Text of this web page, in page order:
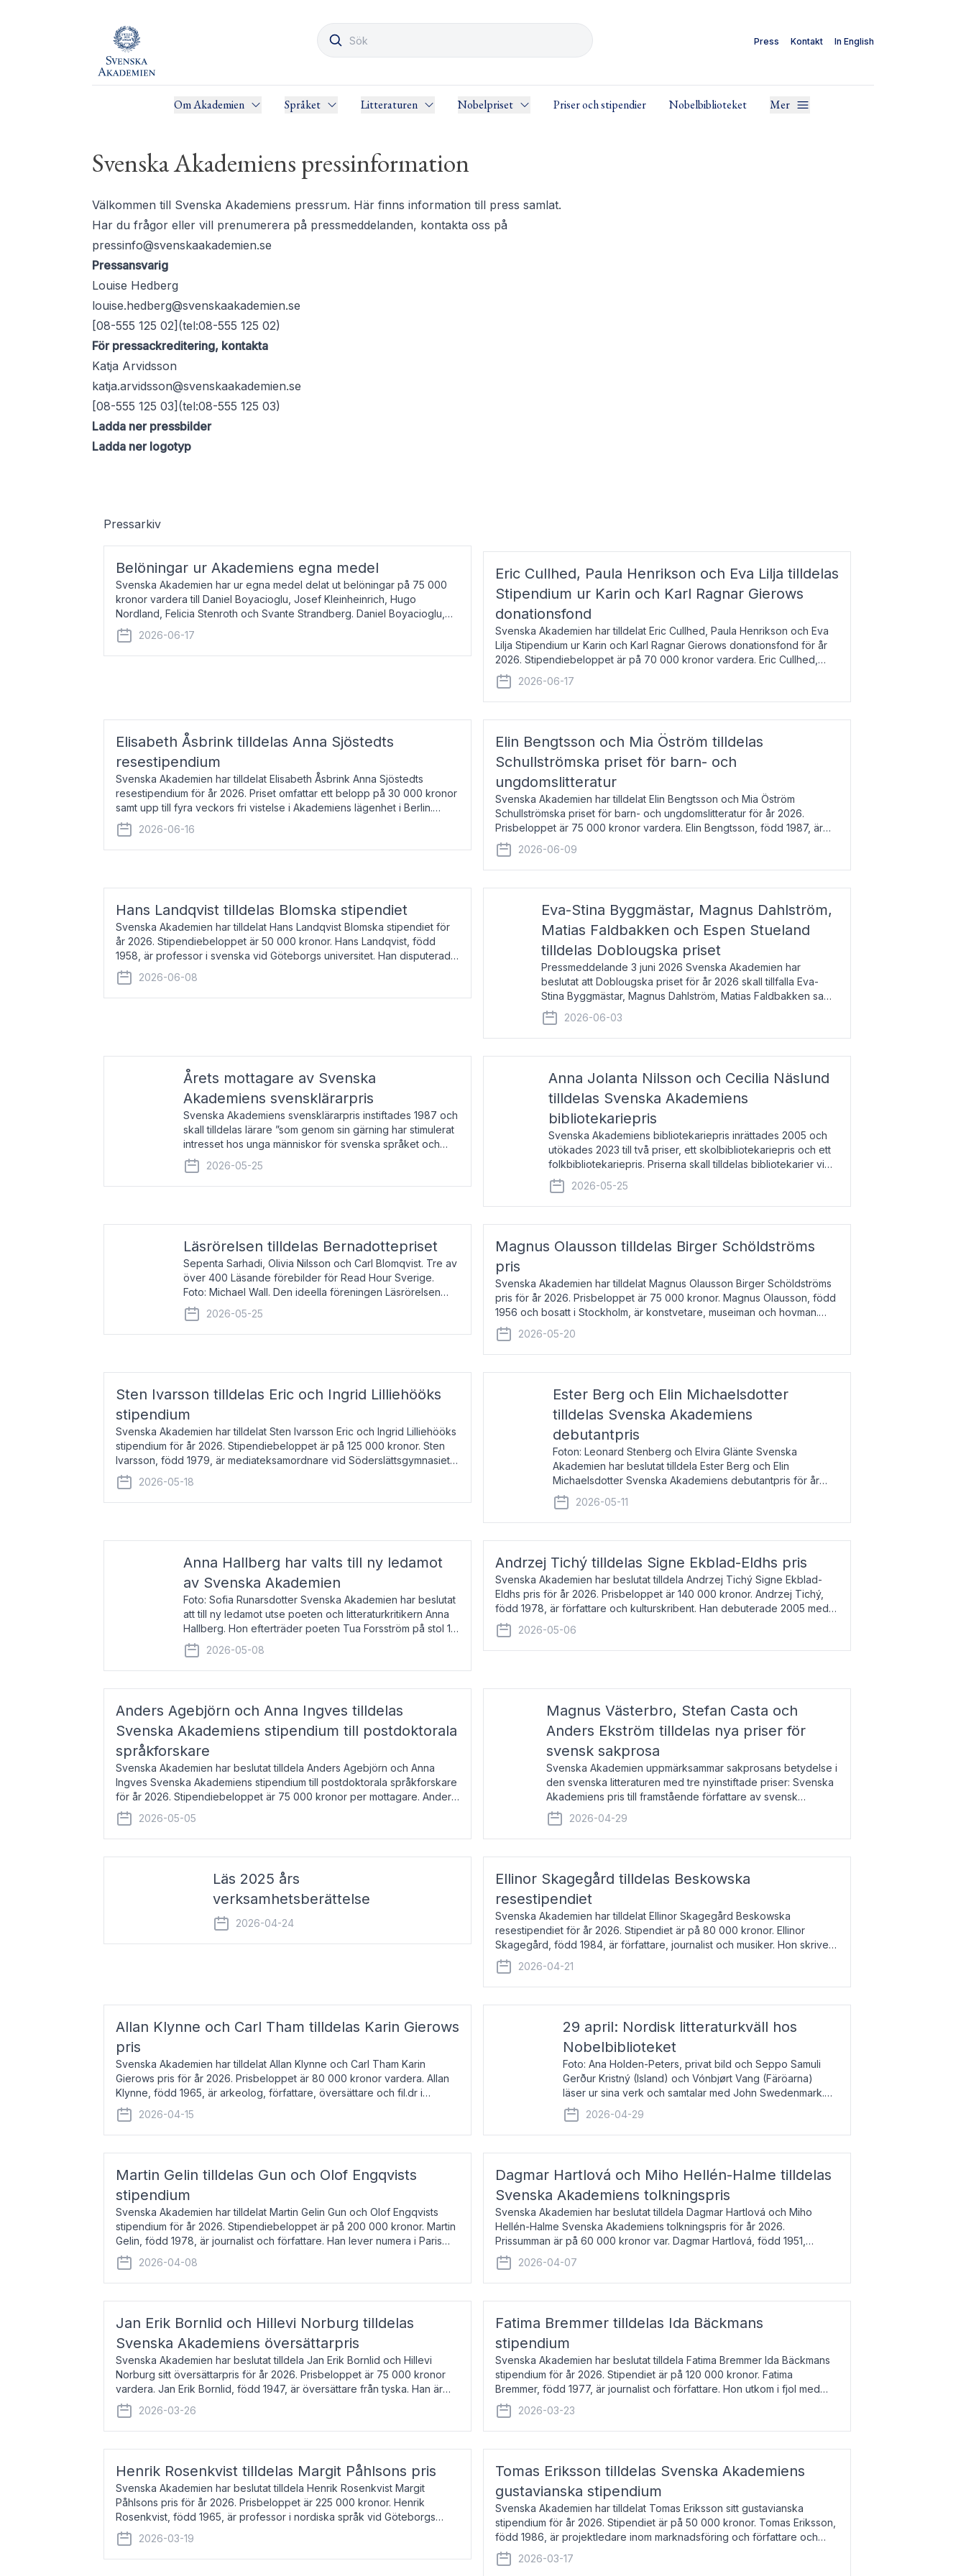
Press Kontakt In English
Om Akademien Språket Litteraturen Nobelpriset Priser och stipendier Nobelbiblioteket Mer
Svenska Akademiens pressinformation
Välkommen till Svenska Akademiens pressrum. Här finns information till press samlat.
Har du frågor eller vill prenumerera på pressmeddelanden, kontakta oss på
pressinfo@svenskaakademien.se
Pressansvarig
Louise Hedberg
louise.hedberg@svenskaakademien.se
[08-555 125 02](tel:08-555 125 02)
För pressackreditering, kontakta
Katja Arvidsson
katja.arvidsson@svenskaakademien.se
[08-555 125 03](tel:08-555 125 03)
Ladda ner pressbilder
Ladda ner logotyp
Pressarkiv
Belöningar ur Akademiens egna medel
Svenska Akademien har ur egna medel delat ut belöningar på 75 000
kronor vardera till Daniel Boyacioglu, Josef Kleinheinrich, Hugo
Nordland, Felicia Stenroth och Svante Strandberg. Daniel Boyacioglu,
född 1981, är poet och scenartist. Josef
2026-06-17
Eric Cullhed, Paula Henrikson och Eva Lilja tilldelas
Stipendium ur Karin och Karl Ragnar Gierows
donationsfond
Svenska Akademien har tilldelat Eric Cullhed, Paula Henrikson och Eva
Lilja Stipendium ur Karin och Karl Ragnar Gierows donationsfond för år
2026. Stipendiebeloppet är på 70 000 kronor vardera. Eric Cullhed,
född 1985, är professor i grekis
2026-06-17
Elisabeth Åsbrink tilldelas Anna Sjöstedts
resestipendium
Svenska Akademien har tilldelat Elisabeth Åsbrink Anna Sjöstedts
resestipendium för år 2026. Priset omfattar ett belopp på 30 000 kronor
samt upp till fyra veckors fri vistelse i Akademiens lägenhet i Berlin.
Elisabeth Åsbrink, född 1965 oc
2026-06-16
Elin Bengtsson och Mia Öström tilldelas
Schullströmska priset för barn- och
ungdomslitteratur
Svenska Akademien har tilldelat Elin Bengtsson och Mia Öström
Schullströmska priset för barn- och ungdomslitteratur för år 2026.
Prisbeloppet är 75 000 kronor vardera. Elin Bengtsson, född 1987, är
författare och forskare i genusvetenskap.
2026-06-09
Hans Landqvist tilldelas Blomska stipendiet
Svenska Akademien har tilldelat Hans Landqvist Blomska stipendiet för
år 2026. Stipendiebeloppet är 50 000 kronor. Hans Landqvist, född
1958, är professor i svenska vid Göteborgs universitet. Han disputerade
år 2000 på avhandlingen Författn
2026-06-08
Eva-Stina Byggmästar, Magnus Dahlström,
Matias Faldbakken och Espen Stueland
tilldelas Doblougska priset
Pressmeddelande 3 juni 2026 Svenska Akademien har
beslutat att Doblougska priset för år 2026 skall tillfalla Eva-
Stina Byggmästar, Magnus Dahlström, Matias Faldbakken samt
Espen Stueland. Prisbeloppet är 200 000 svenska kronor per
mottagare
2026-06-03
Årets mottagare av Svenska
Akademiens svensklärarpris
Svenska Akademiens svensklärarpris instiftades 1987 och
skall tilldelas lärare ”som genom sin gärning har stimulerat
intresset hos unga människor för svenska språket och
litteraturen”. Prisutdelning och samtal med pristagarna
äger rum under
2026-05-25
Anna Jolanta Nilsson och Cecilia Näslund
tilldelas Svenska Akademiens
bibliotekariepris
Svenska Akademiens bibliotekariepris inrättades 2005 och
utökades 2023 till två priser, ett skolbibliotekariepris och ett
folkbibliotekariepris. Priserna skall tilldelas bibliotekarier vid
svenska folk- och skolbibliotek som gjort värdefull
2026-05-25
Läsrörelsen tilldelas Bernadottepriset
Sepenta Sarhadi, Olivia Nilsson och Carl Blomqvist. Tre av
över 400 Läsande förebilder för Read Hour Sverige.
Foto: Michael Wall. Den ideella föreningen Läsrörelsen
tilldelas Bernadottepriset 2026 för att den under ett kvarts
sekel gjort re
2026-05-25
Magnus Olausson tilldelas Birger Schöldströms
pris
Svenska Akademien har tilldelat Magnus Olausson Birger Schöldströms
pris för år 2026. Prisbeloppet är 75 000 kronor. Magnus Olausson, född
1956 och bosatt i Stockholm, är konstvetare, museiman och hovman.
Han disputerade 1993 vid Uppsala un
2026-05-20
Sten Ivarsson tilldelas Eric och Ingrid Lilliehööks
stipendium
Svenska Akademien har tilldelat Sten Ivarsson Eric och Ingrid Lilliehööks
stipendium för år 2026. Stipendiebeloppet är på 125 000 kronor. Sten
Ivarsson, född 1979, är mediateksamordnare vid Söderslättsgymnasiet i
Trelleborg. Här har han på
2026-05-18
Ester Berg och Elin Michaelsdotter
tilldelas Svenska Akademiens
debutantpris
Foton: Leonard Stenberg och Elvira Glänte Svenska
Akademien har beslutat tilldela Ester Berg och Elin
Michaelsdotter Svenska Akademiens debutantpris för år
2026. Priset är nyinstiftat och syftar till att lyfta fram
intressanta och löftesrik
2026-05-11
Anna Hallberg har valts till ny ledamot
av Svenska Akademien
Foto: Sofia Runarsdotter Svenska Akademien har beslutat
att till ny ledamot utse poeten och litteraturkritikern Anna
Hallberg. Hon efterträder poeten Tua Forsström på stol 18
och kommer att ta sitt inträde vid Akademiens
högtidssammankomst
2026-05-08
Andrzej Tichý tilldelas Signe Ekblad-Eldhs pris
Svenska Akademien har beslutat tilldela Andrzej Tichý Signe Ekblad-
Eldhs pris för år 2026. Prisbeloppet är 140 000 kronor. Andrzej Tichý,
född 1978, är författare och kulturskribent. Han debuterade 2005 med
den lovordade romanen Sex liter l
2026-05-06
Anders Agebjörn och Anna Ingves tilldelas
Svenska Akademiens stipendium till postdoktorala
språkforskare
Svenska Akademien har beslutat tilldela Anders Agebjörn och Anna
Ingves Svenska Akademiens stipendium till postdoktorala språkforskare
för år 2026. Stipendiebeloppet är 75 000 kronor per mottagare. Anders
Agebjörn, född 1984, är universitet
2026-05-05
Magnus Västerbro, Stefan Casta och
Anders Ekström tilldelas nya priser för
svensk sakprosa
Svenska Akademien uppmärksammar sakprosans betydelse i
den svenska litteraturen med tre nyinstiftade priser: Svenska
Akademiens pris till framstående författare av svensk
sakprosa som i år går till Magnus Västerbro, Svenska
Akademiens pris
2026-04-29
Läs 2025 års
verksamhetsberättelse
2026-04-24
Ellinor Skagegård tilldelas Beskowska
resestipendiet
Svenska Akademien har tilldelat Ellinor Skagegård Beskowska
resestipendiet för år 2026. Stipendiet är på 80 000 kronor. Ellinor
Skagegård, född 1984, är författare, journalist och musiker. Hon skriver
återkommande för Svenska Dagbladet, Ups
2026-04-21
Allan Klynne och Carl Tham tilldelas Karin Gierows
pris
Svenska Akademien har tilldelat Allan Klynne och Carl Tham Karin
Gierows pris för år 2026. Prisbeloppet är 80 000 kronor vardera. Allan
Klynne, född 1965, är arkeolog, författare, översättare och fil.dr i
antikens kultur och samhällsliv. Ut
2026-04-15
29 april: Nordisk litteraturkväll hos
Nobelbiblioteket
Foto: Ana Holden-Peters, privat bild och Seppo Samuli
Gerður Kristný (Island) och Vónbjørt Vang (Färöarna)
läser ur sina verk och samtalar med John Swedenmark.
De läser upp på färöiska, isländska och svenska och talar
om språk och poesi – o
2026-04-29
Martin Gelin tilldelas Gun och Olof Engqvists
stipendium
Svenska Akademien har tilldelat Martin Gelin Gun och Olof Engqvists
stipendium för år 2026. Stipendiebeloppet är på 200 000 kronor. Martin
Gelin, född 1978, är journalist och författare. Han lever numera i Paris
men var under många år bosat
2026-04-08
Dagmar Hartlová och Miho Hellén-Halme tilldelas
Svenska Akademiens tolkningspris
Svenska Akademien har beslutat tilldela Dagmar Hartlová och Miho
Hellén-Halme Svenska Akademiens tolkningspris för år 2026.
Prissumman är på 60 000 kronor var. Dagmar Hartlová, född 1951,
översätter huvudsakligen från svenska till tjeckiska
2026-04-07
Jan Erik Bornlid och Hillevi Norburg tilldelas
Svenska Akademiens översättarpris
Svenska Akademien har beslutat tilldela Jan Erik Bornlid och Hillevi
Norburg sitt översättarpris för år 2026. Prisbeloppet är 75 000 kronor
vardera. Jan Erik Bornlid, född 1947, är översättare från tyska. Han är
främst känd för sina översät
2026-03-26
Fatima Bremmer tilldelas Ida Bäckmans
stipendium
Svenska Akademien har beslutat tilldela Fatima Bremmer Ida Bäckmans
stipendium för år 2026. Stipendiet är på 120 000 kronor. Fatima
Bremmer, född 1977, är journalist och författare. Hon utkom i fjol med
boken Ligan. Klarakvarterens blodsyst
2026-03-23
Henrik Rosenkvist tilldelas Margit Påhlsons pris
Svenska Akademien har beslutat tilldela Henrik Rosenkvist Margit
Påhlsons pris för år 2026. Prisbeloppet är 225 000 kronor. Henrik
Rosenkvist, född 1965, är professor i nordiska språk vid Göteborgs
universitet. Han disputerade 2004 på avhan
2026-03-19
Tomas Eriksson tilldelas Svenska Akademiens
gustavianska stipendium
Svenska Akademien har tilldelat Tomas Eriksson sitt gustavianska
stipendium för år 2026. Stipendiet är på 50 000 kronor. Tomas Eriksson,
född 1986, är projektledare inom marknadsföring och författare och
utkom i fjol med boken Syndabocken.
2026-03-17